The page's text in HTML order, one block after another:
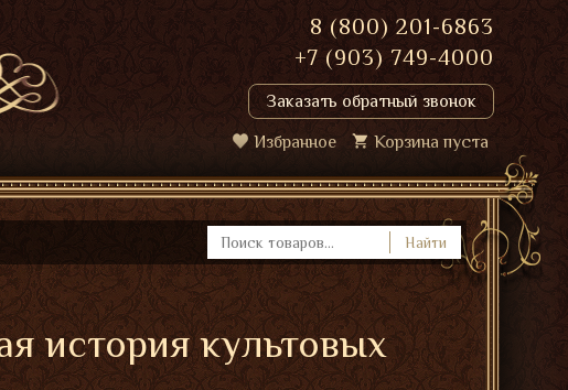
8 (800) 201-6863
+7 (903) 749-4000
Заказать обратный звонок
Избранное Корзина пуста
Найти
история культовых